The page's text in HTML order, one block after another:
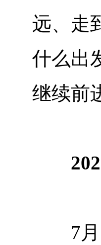
远、走
什么出
继续前
7月1